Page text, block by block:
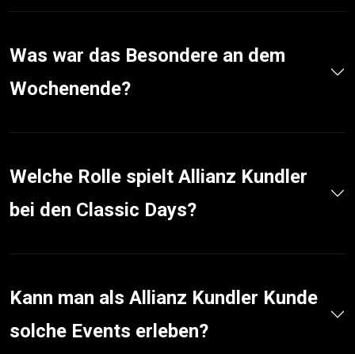
Was war das Besondere an dem
Wochenende?
Welche Rolle spielt Allianz Kundler
bei den Classic Days?
Kann man als Allianz Kundler Kunde
solche Events erleben?